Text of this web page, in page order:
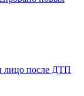
лицо после ДТП